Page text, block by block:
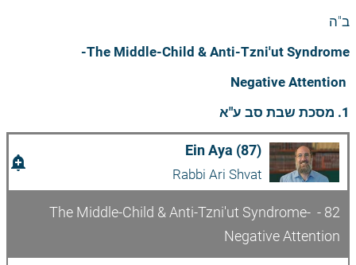
ב"ה
The Middle-Child & Anti-Tzni'ut Syndrome-
1. מסכת שבת סב ע"א
Ein Aya (87)
Rabbi Ari Shvat
add_alert
82 - The Middle-Child & Anti-Tzni'ut Syndrome-
Negative Attention